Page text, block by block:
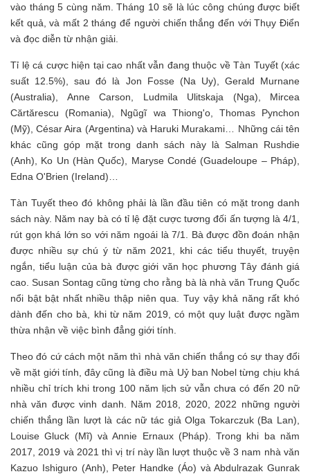
vào tháng 5 cùng năm. Tháng 10 sẽ là lúc công chúng được biết
kết quả, và mất 2 tháng để người chiến thắng đến với Thụy Điển
và đọc diễn từ nhận giải.
Tỉ lệ cá cược hiện tại cao nhất vẫn đang thuộc về Tàn Tuyết (xác
suất 12.5%), sau đó là Jon Fosse (Na Uy), Gerald Murnane
(Australia), Anne Carson, Ludmila Ulitskaja (Nga), Mircea
Cărtărescu (Romania), Ngũgĩ wa Thiong'o, Thomas Pynchon
(Mỹ), César Aira (Argentina) và Haruki Murakami… Những cái tên
khác cũng góp mặt trong danh sách này là Salman Rushdie
(Anh), Ko Un (Hàn Quốc), Maryse Condé (Guadeloupe – Pháp),
Edna O'Brien (Ireland)…
Tàn Tuyết theo đó không phải là lần đầu tiên có mặt trong danh
sách này. Năm nay bà có tỉ lệ đặt cược tương đối ấn tượng là 4/1,
rút gọn khá lớn so với năm ngoái là 7/1. Bà được đồn đoán nhận
được nhiều sự chú ý từ năm 2021, khi các tiểu thuyết, truyện
ngắn, tiểu luận của bà được giới văn học phương Tây đánh giá
cao. Susan Sontag cũng từng cho rằng bà là nhà văn Trung Quốc
nổi bật bật nhất nhiều thập niên qua. Tuy vậy khả năng rất khó
dành đến cho bà, khi từ năm 2019, có một quy luật được ngầm
thừa nhận về việc bình đẳng giới tính.
Theo đó cứ cách một năm thì nhà văn chiến thắng có sự thay đổi
về mặt giới tính, đây cũng là điều mà Uỷ ban Nobel từng chịu khá
nhiều chỉ trích khi trong 100 năm lịch sử vẫn chưa có đến 20 nữ
nhà văn được vinh danh. Năm 2018, 2020, 2022 những người
chiến thắng lần lượt là các nữ tác giả Olga Tokarczuk (Ba Lan),
Louise Gluck (Mĩ) và Annie Ernaux (Pháp). Trong khi ba năm
2017, 2019 và 2021 thì vị trí này lần lượt thuộc về 3 nam nhà văn
Kazuo Ishiguro (Anh), Peter Handke (Áo) và Abdulrazak Gunrak